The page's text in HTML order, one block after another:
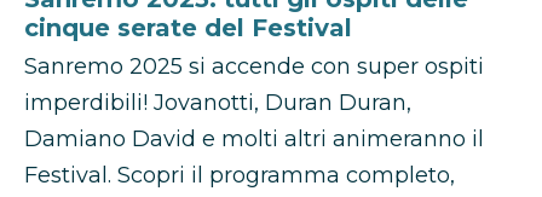
cinque serate del Festival
Sanremo 2025 si accende con super ospiti
imperdibili! Jovanotti, Duran Duran,
Damiano David e molti altri animeranno il
Festival. Scopri il programma completo,